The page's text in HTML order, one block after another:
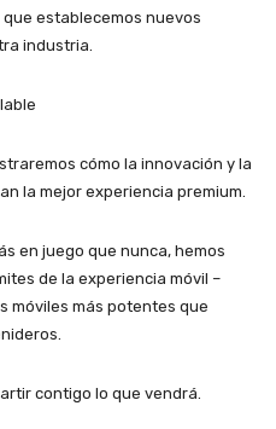
establecemos nuevos
industria.
cómo la innovación y la
la mejor experiencia premium.
en juego que nunca, hemos
de la experiencia móvil –
móviles más potentes que
contigo lo que vendrá.